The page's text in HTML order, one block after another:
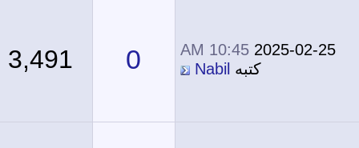
2025-02-25
10:45 AM
كتبهNabil
0
3,491